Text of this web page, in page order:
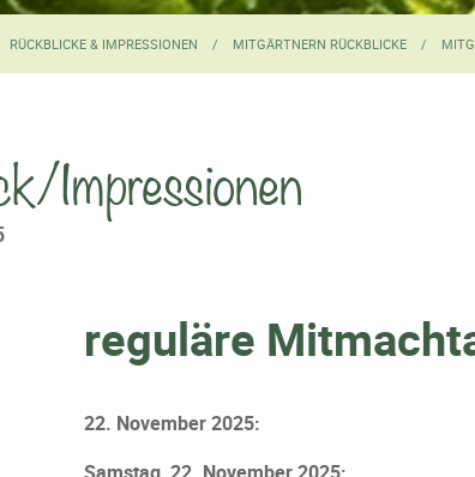
RÜCKBLICKE & IMPRESSIONEN MITGÄRTNERN RÜCKBLICKE
Impressionen
reguläre
22. November 2025: